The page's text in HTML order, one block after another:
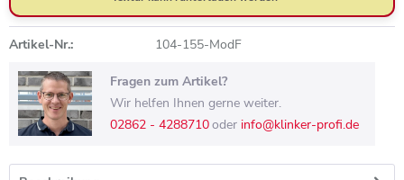
Artikel-Nr.: 104-155-ModF
Fragen zum Artikel?
Wir helfen Ihnen gerne weiter.
02862 - 4288710oder info@klinker-profi.de